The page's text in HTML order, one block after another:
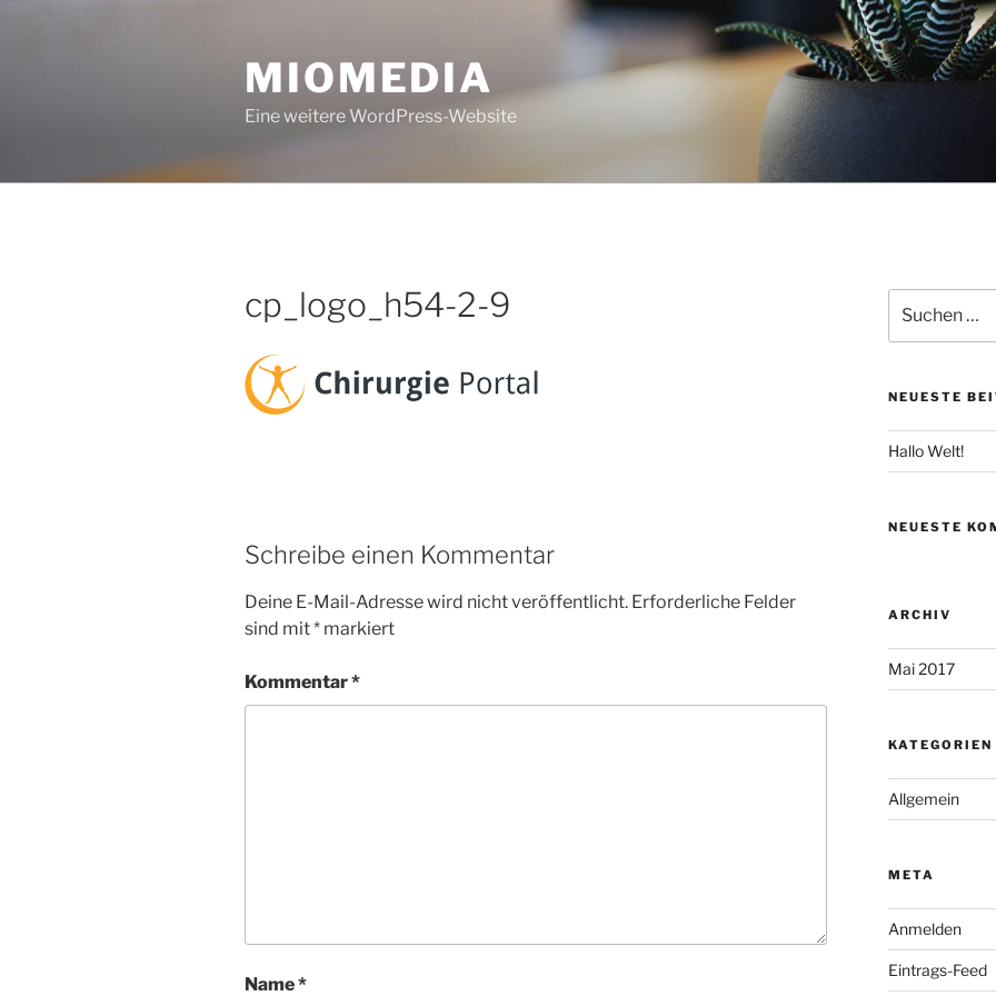
MIOMEDIA
Eine weitere WordPress-Website
cp_logo_h54-2-9
Schreibe einen Kommentar
Deine E-Mail-Adresse wird nicht veröffentlicht. Erforderliche Felder
sind mit* markiert
Kommentar*
Name*
nach:
NEUESTE
Hallo Welt!
NEUESTE
ARCHIV
Mai 2017
KATEGORIEN
Allgemein
META
Anmelden
Eintrags-Feed